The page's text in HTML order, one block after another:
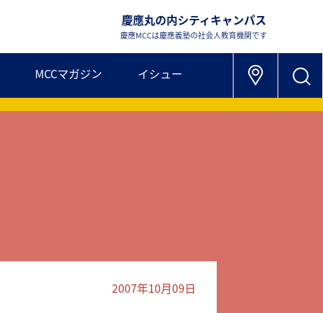
慶應丸の内シティキャンパス
慶應MCCは慶應義塾の社会人教育機関です
MCCマガジン イシュー
2007年10月09日